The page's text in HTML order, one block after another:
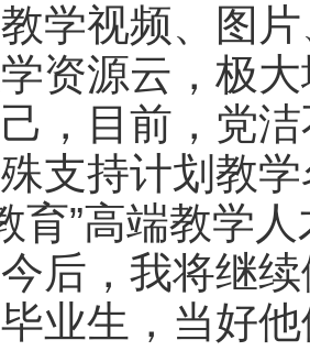
学视频、图
资源云，极
，目前，党
支持计划教
育”高端教学
后，我将继
业生，当好